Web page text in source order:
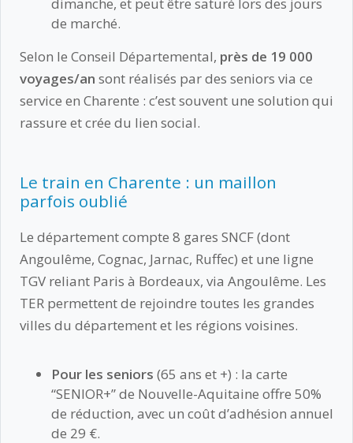
de marché.
Selon le Conseil Départemental, près de 19 000
voyages/an sont réalisés par des seniors via ce
service en Charente : c’est souvent une solution qui
rassure et crée du lien social.
Le train en Charente : un maillon
parfois oublié
Le département compte 8 gares SNCF (dont
Angoulême, Cognac, Jarnac, Ruffec) et une ligne
TGV reliant Paris à Bordeaux, via Angoulême. Les
TER permettent de rejoindre toutes les grandes
villes du département et les régions voisines.
Pour les seniors (65 ans et +) : la carte
“SENIOR+” de Nouvelle-Aquitaine offre 50%
de réduction, avec un coût d’adhésion annuel
de 29 €.